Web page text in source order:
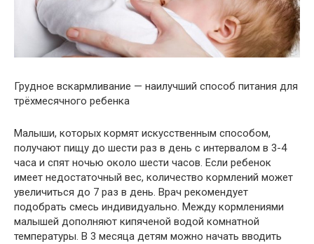
Грудное вскармливание — наилучший способ питания для
трёхмесячного ребенка
Малыши, которых кормят искусственным способом,
получают пищу до шести раз в день с интервалом в 3-4
часа и спят ночью около шести часов. Если ребенок
имеет недостаточный вес, количество кормлений может
увеличиться до 7 раз в день. Врач рекомендует
подобрать смесь индивидуально. Между кормлениями
малышей дополняют кипяченой водой комнатной
температуры. В 3 месяца детям можно начать вводить